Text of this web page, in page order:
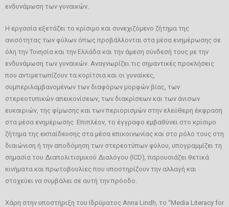
ενδυνάμωση των γυναικών.
Η εργασία εξετάζει το κρίσιμο και συνεχιζόμενο ζήτημα της
ανισότητας των φύλων όπως προβάλλονται στα μέσα ενημέρωσης σε
όλη την Τυνησία και την Ελλάδα και την άμεση σύνδεσή τους με την
ενδυνάμωση των γυναικών. Αναγνωρίζει τις σημαντικές προκλήσεις
που αντιμετωπίζουν τα κορίτσια και οι γυναίκες,
συμπεριλαμβανομένων των διαφόρων μορφών βίας, των
στερεοτυπικών απεικονίσεων, των διακρίσεων και των άνισων
ευκαιριών, της φίμωσης και των περιορισμών στην ελεύθερη έκφραση
στα μέσα ενημέρωσης. Επιπλέον, το έγγραφο εμβαθύνει στο κρίσιμο
ζήτημα της εκπαίδευσης στα μέσα επικοινωνίας και στο ρόλο τους στη
διαιώνιση ή την αποδόμηση των στερεοτύπων φύλου, υπογραμμίζει τη
σημασία του Διαπολιτισμικού Διαλόγου (ICD), παρουσιάζει θετικά
κινήματα και πρωτοβουλίες που υποστηρίζουν την αλλαγή και
στοχεύει να συμβάλει σε αυτή την πρόοδο.
Χάρη στην υποστήριξη του Ιδρύματος Anna Lindh, το “Media Literacy for